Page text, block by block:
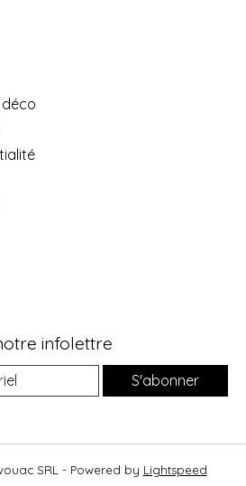
infolettre
S'abonner
SRL - Powered by Lightspeed